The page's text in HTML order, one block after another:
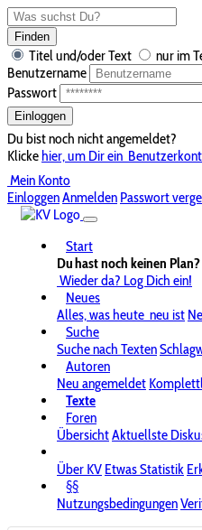
Finden
Titel und/oder Text nur im
Benutzername
Passwort
Einloggen
Du bist noch nicht angemeldet?
Klickehier, um Dir ein
Mein Konto
EinloggenAnmelden Passwort
Start
Du hast noch keinen Plan?
Wieder da? Log Dich ein!
Neues
Alles, was heute neu ist
Suche
Suche nach Texten
Autoren
Neu angemeldet
Texte
Foren
ÜbersichtAktuellste
Über KV Etwas Statistik
§§
Nutzungsbedingungen